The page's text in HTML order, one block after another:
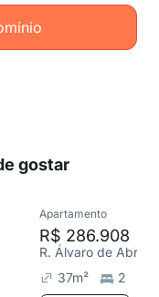
gostar
Apartamento
R$ 286.908
37m²
2